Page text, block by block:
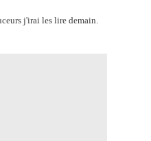
j'irai les lire demain.